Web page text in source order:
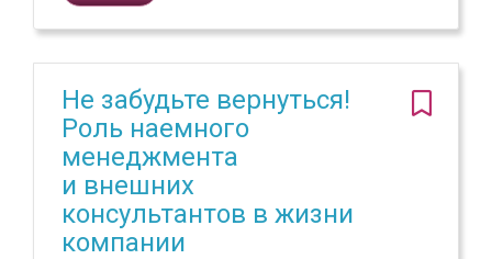
Не забудьте вернуться!
Роль наемного
менеджмента
и внешних
консультантов в жизни
компании